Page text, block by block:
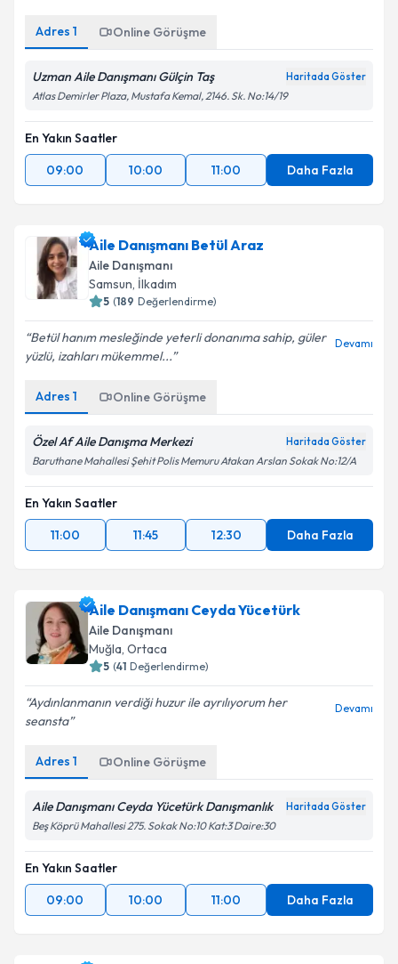
Adres 1 Online Görüşme
Uzman Aile Danışmanı Gülçin Taş Haritada Göster
Atlas Demirler Plaza, Mustafa Kemal, 2146. Sk. No:14/19
En Yakın Saatler
09:00
10:00 11:00 Daha Fazla
Aile Danışmanı Betül Araz
Aile Danışmanı
Samsun, İlkadım
5 (189 Değerlendirme)
Betül hanım mesleğinde yeterli donanıma sahip, güler
yüzlü, izahları mükemmel...
Devamı
Adres 1 Online Görüşme
Özel Af Aile Danışma Merkezi Haritada Göster
Baruthane Mahallesi Şehit Polis Memuru Atakan Arslan Sokak No:12/A
En Yakın Saatler
11:00
11:45 12:30 Daha Fazla
Aile Danışmanı Ceyda Yücetürk
Aile Danışmanı
Muğla, Ortaca
5 (41 Değerlendirme)
Aydınlanmanın verdiği huzur ile ayrılıyorum her
seansta
Devamı
Adres 1 Online Görüşme
Aile Danışmanı Ceyda Yücetürk Danışmanlık Haritada Göster
Beş Köprü Mahallesi 275. Sokak No:10 Kat:3 Daire:30
En Yakın Saatler
09:00
10:00 11:00 Daha Fazla